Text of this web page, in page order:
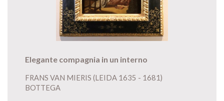
Elegante compagnia in un interno
FRANS VAN MIERIS (LEIDA 1635 - 1681)
BOTTEGA